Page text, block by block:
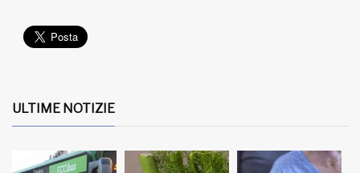
ULTIME NOTIZIE